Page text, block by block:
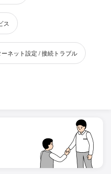
ス
ーネット設定 / 接続トラブル